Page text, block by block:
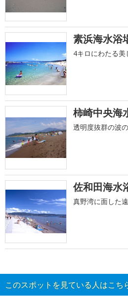
素浜海水浴
4キロにわたる美
柿崎中央海
透明度抜群の波
佐和田海水
真野湾に面した
このスポットを見ている人はこち